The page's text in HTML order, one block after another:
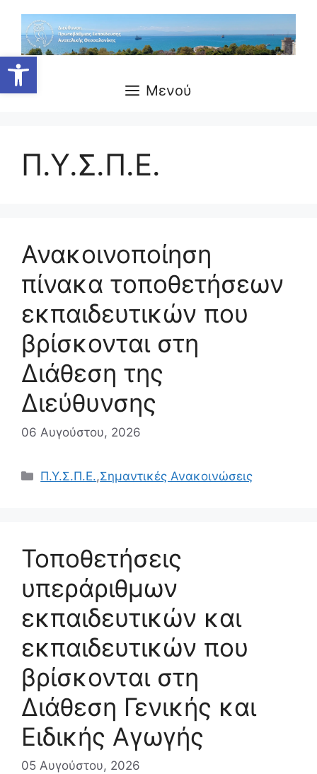
Ανοίξτε τη γραμμή εργαλείων
περιεχόμενο
Μενού
Π.Υ.Σ.Π.Ε.
Ανακοινοποίηση
πίνακα τοποθετήσεων
εκπαιδευτικών που
βρίσκονται στη
Διάθεση της
Διεύθυνσης
06 Αυγούστου, 2026
Κατηγορίες
Π.Υ.Σ.Π.Ε.,Σημαντικές Ανακοινώσεις
Τοποθετήσεις
υπεράριθμων
εκπαιδευτικών και
εκπαιδευτικών που
βρίσκονται στη
Διάθεση Γενικής και
Ειδικής Αγωγής
05 Αυγούστου, 2026